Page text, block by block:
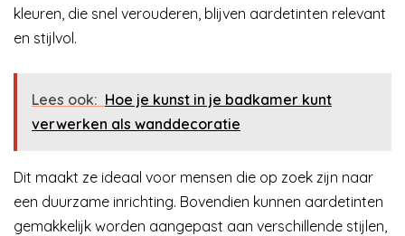
kleuren, die snel verouderen, blijven aardetinten relevant
en stijlvol.
Lees ook: Hoe je kunst in je badkamer kunt
verwerken als wanddecoratie
Dit maakt ze ideaal voor mensen die op zoek zijn naar
een duurzame inrichting. Bovendien kunnen aardetinten
gemakkelijk worden aangepast aan verschillende stijlen,